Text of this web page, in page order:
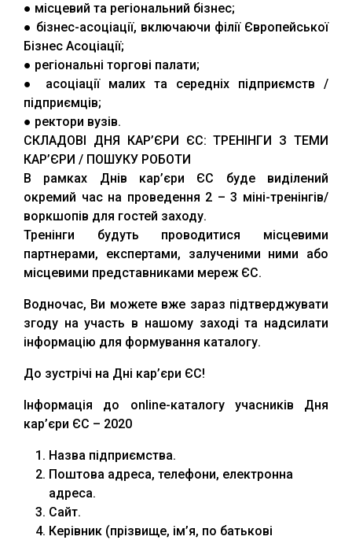
● місцевий та регіональний бізнес;
● бізнес-асоціації, включаючи філії Європейської
Бізнес Асоціації;
● регіональні торгові палати;
● асоціації малих та середніх підприємств /
підприємців;
● ректори вузів.
СКЛАДОВІ ДНЯ КАР’ЄРИ ЄС: ТРЕНІНГИ З ТЕМИ
КАР’ЄРИ / ПОШУКУ РОБОТИ
В рамках Днів кар’єри ЄС буде виділений
окремий час на проведення 2 – 3 міні-тренінгів/
воркшопів для гостей заходу.
Тренінги будуть проводитися місцевими
партнерами, експертами, залученими ними або
місцевими представниками мереж ЄС.
Водночас, Ви можете вже зараз підтверджувати
згоду на участь в нашому заході та надсилати
інформацію для формування каталогу.
До зустрічі на Дні кар’єри ЄС!
Інформація до online-каталогу учасників Дня
кар’єри ЄС – 2020
Назва підприємства.
Поштова адреса, телефони, електронна
адреса.
Сайт.
Керівник (прізвище, ім’я, по батькові